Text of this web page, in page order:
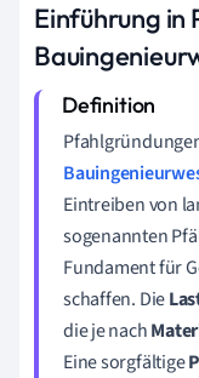
Einführung in
Eintreiben von
sogenannten
Fundament für
schaffen. Die
die je nach
Eine sorgfältige